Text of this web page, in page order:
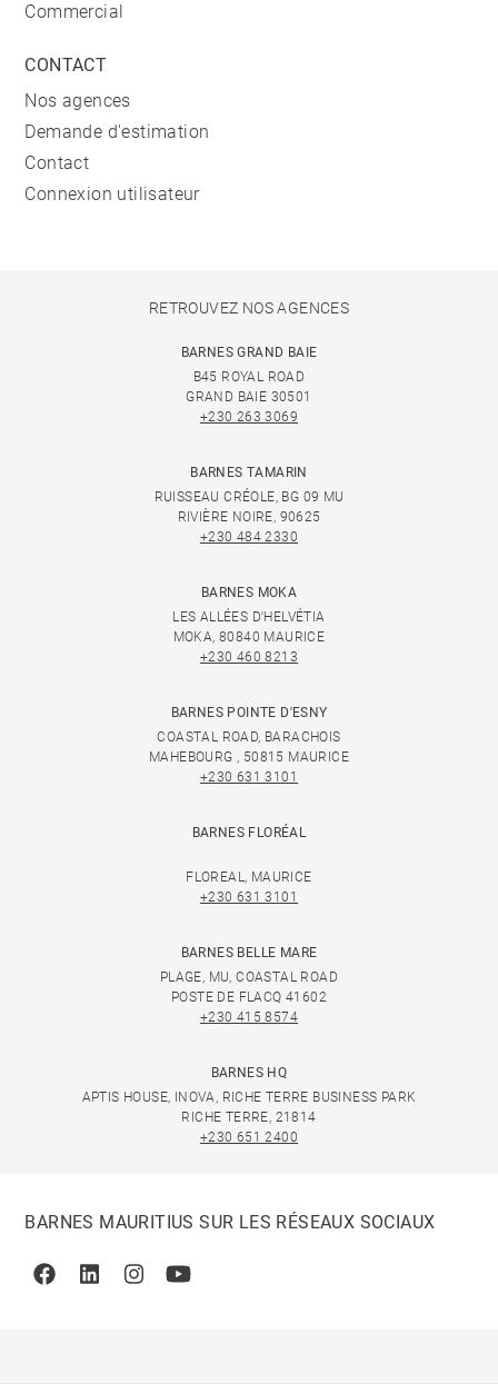
Commercial
CONTACT
Nos agences
Demande d'estimation
Contact
Connexion utilisateur
RETROUVEZ NOS AGENCES
BARNES GRAND BAIE
B45 ROYAL ROAD
GRAND BAIE 30501
+230 263 3069
BARNES TAMARIN
RUISSEAU CRÉOLE, BG 09 MU
RIVIÈRE NOIRE, 90625
+230 484 2330
BARNES MOKA
LES ALLÉES D'HELVÉTIA
MOKA, 80840 MAURICE
+230 460 8213
BARNES POINTE D'ESNY
COASTAL ROAD, BARACHOIS
MAHEBOURG , 50815 MAURICE
+230 631 3101
BARNES FLORÉAL
FLOREAL, MAURICE
+230 631 3101
BARNES BELLE MARE
PLAGE, MU, COASTAL ROAD
POSTE DE FLACQ 41602
+230 415 8574
BARNES HQ
APTIS HOUSE, INOVA, RICHE TERRE BUSINESS PARK
RICHE TERRE, 21814
+230 651 2400
BARNES MAURITIUS SUR LES RÉSEAUX SOCIAUX
FacebookLinkedinInstagramYoutube